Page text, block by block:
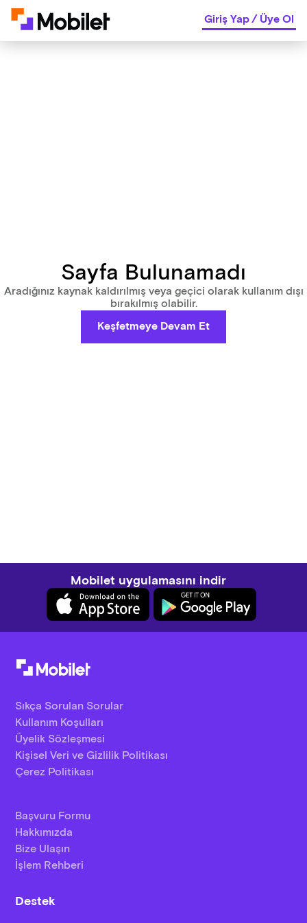
Giriş Yap/Üye Ol
Sayfa Bulunamadı
Aradığınız kaynak kaldırılmış veya geçici olarak kullanım dışı
bırakılmış olabilir.
Keşfetmeye Devam Et
Mobilet uygulamasını indir
Sıkça Sorulan Sorular
Kullanım Koşulları
Üyelik Sözleşmesi
Kişisel Veri ve Gizlilik Politikası
Çerez Politikası
Başvuru Formu
Hakkımızda
Bize Ulaşın
İşlem Rehberi
Destek